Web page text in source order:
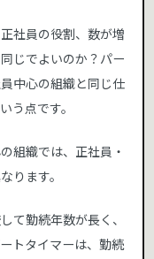
社員の役割、数が増
じでよいのか？パー
中心の組織と同じ仕
う点です。
組織では、正社員・
ります。
て勤続年数が長く、
トタイマーは、勤続